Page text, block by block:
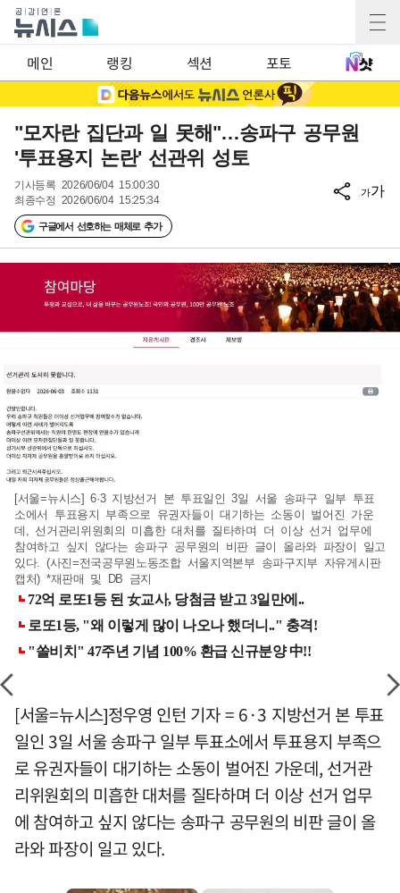
메인 랭킹 섹션 포토
"모자란 집단과 일 못해"…송파구 공무원
'투표용지 논란' 선관위 성토
기사등록 2026/06/04 15:00:30
최종수정 2026/06/04 15:25:34
구글에서 선호하는 매체로 추가
가가
[서울=뉴시스] 6·3 지방선거 본 투표일인 3일 서울 송파구 일부 투표
소에서 투표용지 부족으로 유권자들이 대기하는 소동이 벌어진 가운
데, 선거관리위원회의 미흡한 대처를 질타하며 더 이상 선거 업무에
참여하고 싶지 않다는 송파구 공무원의 비판 글이 올라와 파장이 일고
있다. (사진=전국공무원노동조합 서울지역본부 송파구지부 자유게시판
캡처) *재판매 및 DB 금지
[서울=뉴시스]정우영 인턴 기자 = 6·3 지방선거 본 투표
일인 3일 서울 송파구 일부 투표소에서 투표용지 부족으
로 유권자들이 대기하는 소동이 벌어진 가운데, 선거관
리위원회의 미흡한 대처를 질타하며 더 이상 선거 업무
에 참여하고 싶지 않다는 송파구 공무원의 비판 글이 올
라와 파장이 일고 있다.